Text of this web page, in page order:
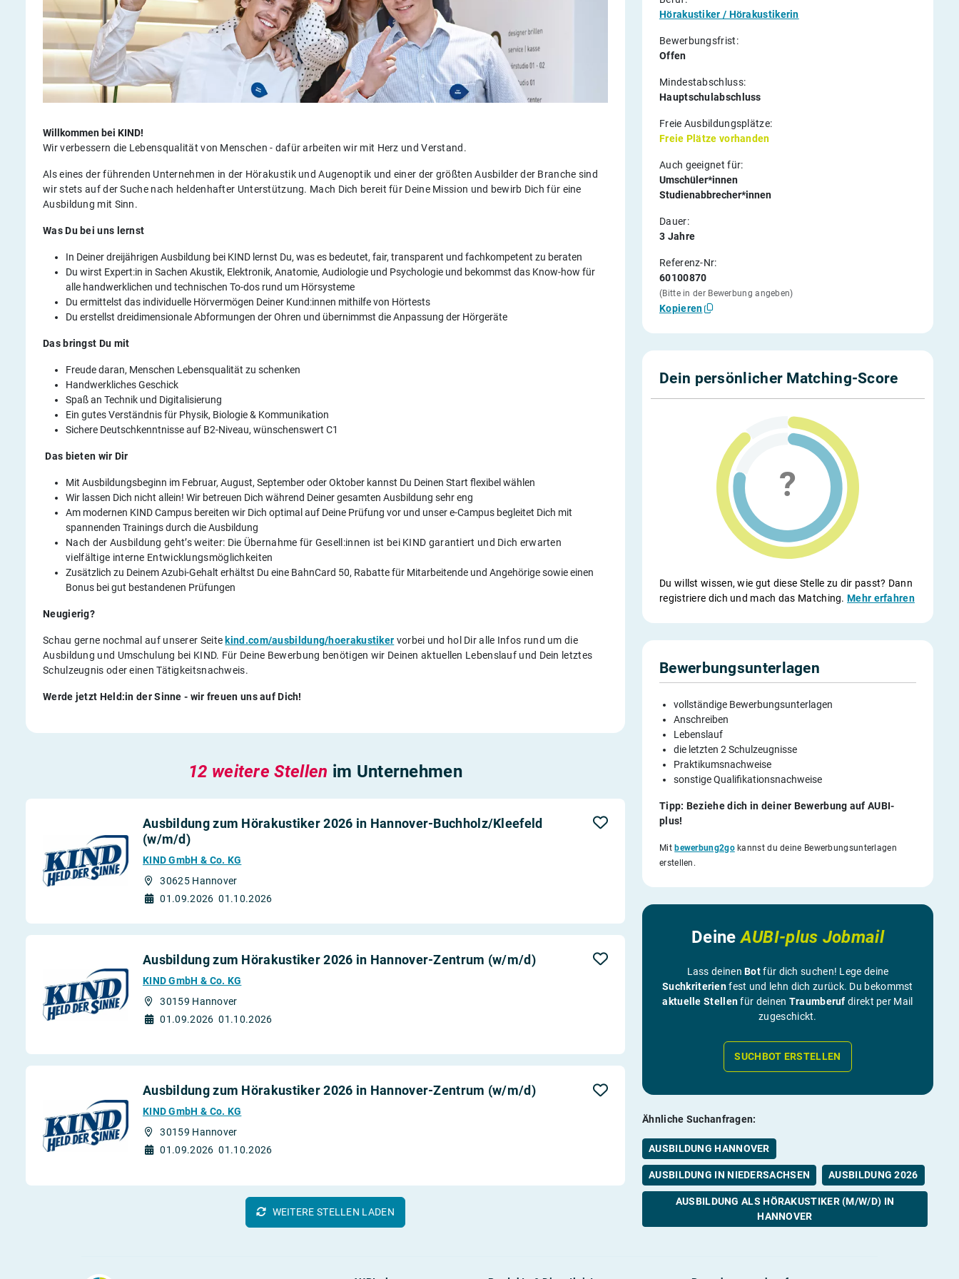
Willkommen bei KIND!
Wir verbessern die Lebensqualität von Menschen - dafür arbeiten wir mit Herz und Verstand.
Als eines der führenden Unternehmen in der Hörakustik und Augenoptik und einer der größten Ausbilder der Branche sind
wir stets auf der Suche nach heldenhafter Unterstützung. Mach Dich bereit für Deine Mission und bewirb Dich für eine
Ausbildung mit Sinn.
Was Du bei uns lernst
In Deiner dreijährigen Ausbildung bei KIND lernst Du, was es bedeutet, fair, transparent und fachkompetent zu beraten
Du wirst Expert:in in Sachen Akustik, Elektronik, Anatomie, Audiologie und Psychologie und bekommst das Know-how für
alle handwerklichen und technischen To-dos rund um Hörsysteme
Du ermittelst das individuelle Hörvermögen Deiner Kund:innen mithilfe von Hörtests
Du erstellst dreidimensionale Abformungen der Ohren und übernimmst die Anpassung der Hörgeräte
Das bringst Du mit
Freude daran, Menschen Lebensqualität zu schenken
Handwerkliches Geschick
Spaß an Technik und Digitalisierung
Ein gutes Verständnis für Physik, Biologie & Kommunikation
Sichere Deutschkenntnisse auf B2-Niveau, wünschenswert C1
Das bieten wir Dir
Mit Ausbildungsbeginn im Februar, August, September oder Oktober kannst Du Deinen Start flexibel wählen
Wir lassen Dich nicht allein! Wir betreuen Dich während Deiner gesamten Ausbildung sehr eng
Am modernen KIND Campus bereiten wir Dich optimal auf Deine Prüfung vor und unser e-Campus begleitet Dich mit
spannenden Trainings durch die Ausbildung
Nach der Ausbildung geht’s weiter: Die Übernahme für Gesell:innen ist bei KIND garantiert und Dich erwarten
vielfältige interne Entwicklungsmöglichkeiten
Zusätzlich zu Deinem Azubi-Gehalt erhältst Du eine BahnCard 50, Rabatte für Mitarbeitende und Angehörige sowie einen
Bonus bei gut bestandenen Prüfungen
Neugierig?
Schau gerne nochmal auf unserer Seitekind.com/ausbildung/hoerakustiker vorbei und hol Dir alle Infos rund um die
Ausbildung und Umschulung bei KIND. Für Deine Bewerbung benötigen wir Deinen aktuellen Lebenslauf und Dein letztes
Schulzeugnis oder einen Tätigkeitsnachweis.
Werde jetzt Held:in der Sinne - wir freuen uns auf Dich!
Hörakustiker / Hörakustikerin
Bewerbungsfrist:
Offen
Mindestabschluss:
Hauptschulabschluss
Freie Ausbildungsplätze:
Freie Plätze vorhanden
Auch geeignet für:
Umschüler*innen
Studienabbrecher*innen
Dauer:
3 Jahre
Referenz-Nr:
60100870
(Bitte in der Bewerbung angeben)
Kopieren
Dein persönlicher Matching-Score
Du willst wissen, wie gut diese Stelle zu dir passt? Dann
registriere dich und mach das Matching.Mehr erfahren
Bewerbungsunterlagen
vollständige Bewerbungsunterlagen
Anschreiben
Lebenslauf
die letzten 2 Schulzeugnisse
Praktikumsnachweise
sonstige Qualifikationsnachweise
Tipp: Beziehe dich in deiner Bewerbung auf AUBI-
plus!
Mitbewerbung2gokannst du deine Bewerbungsunterlagen
erstellen.
DeineAUBI-plus Jobmail
Lass deinenBotfür dich suchen! Lege deine
Suchkriterienfest und lehn dich zurück. Du bekommst
aktuelle Stellenfür deinen Traumberuf direkt per Mail
zugeschickt.
SUCHBOT ERSTELLEN
Ähnliche Suchanfragen:
AUSBILDUNG HANNOVER
AUSBILDUNG IN NIEDERSACHSEN AUSBILDUNG 2026
AUSBILDUNG ALS HÖRAKUSTIKER (M/W/D) IN
HANNOVER
12 weitere Stellen im Unternehmen
Ausbildung zum Hörakustiker 2026 in Hannover-Buchholz/Kleefeld
(w/m/d)
KIND GmbH & Co. KG
30625 Hannover
01.09.2026 01.10.2026
Ausbildung zum Hörakustiker 2026 in Hannover-Zentrum (w/m/d)
KIND GmbH & Co. KG
30159 Hannover
01.09.2026 01.10.2026
Ausbildung zum Hörakustiker 2026 in Hannover-Zentrum (w/m/d)
KIND GmbH & Co. KG
30159 Hannover
01.09.2026 01.10.2026
WEITERE STELLEN LADEN